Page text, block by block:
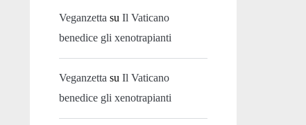
Veganzetta suIl Vaticano
benedice gli xenotrapianti
Veganzetta suIl Vaticano
benedice gli xenotrapianti